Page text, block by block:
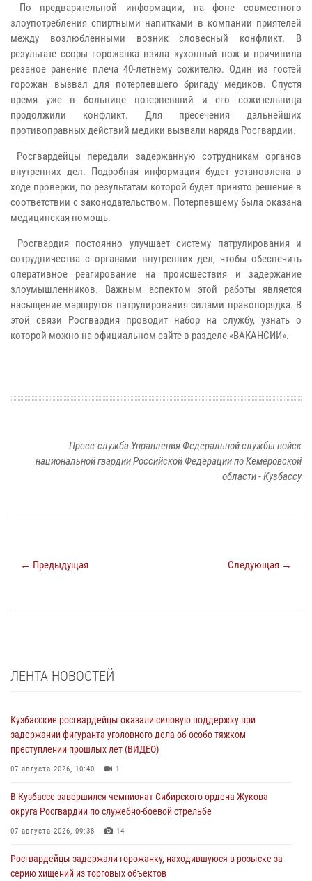
По предварительной информации, на фоне совместного
злоупотребления спиртными напитками в компании приятелей
между возлюбленными возник словесный конфликт. В
результате ссоры горожанка взяла кухонный нож и причинила
резаное ранение плеча 40-летнему сожителю. Один из гостей
горожан вызвал для потерпевшего бригаду медиков. Спустя
время уже в больнице потерпевший и его сожительница
продолжили конфликт. Для пресечения дальнейших
противоправных действий медики вызвали наряда Росгвардии.
Росгвардейцы передали задержанную сотрудникам органов
внутренних дел. Подробная информация будет установлена в
ходе проверки, по результатам которой будет принято решение в
соответствии с законодательством. Потерпевшему была оказана
медицинская помощь.
Росгвардия постоянно улучшает систему патрулирования и
сотрудничества с органами внутренних дел, чтобы обеспечить
оперативное реагирование на происшествия и задержание
злоумышленников. Важным аспектом этой работы является
насыщение маршрутов патрулирования силами правопорядка. В
этой связи Росгвардия проводит набор на службу, узнать о
которой можно на официальном сайте в разделе «ВАКАНСИИ».
Пресс-служба Управления Федеральной службы войск
национальной гвардии Российской Федерации по Кемеровской
области - Кузбассу
← Предыдущая Следующая →
ЛЕНТА НОВОСТЕЙ
Кузбасские росгвардейцы оказали силовую поддержку при
задержании фигуранта уголовного дела об особо тяжком
преступлении прошлых лет (ВИДЕО)
07 августа 2026, 10:40 1
В Кузбассе завершился чемпионат Сибирского ордена Жукова
округа Росгвардии по служебно-боевой стрельбе
07 августа 2026, 09:38 14
Росгвардейцы задержали горожанку, находившуюся в розыске за
серию хищений из торговых объектов